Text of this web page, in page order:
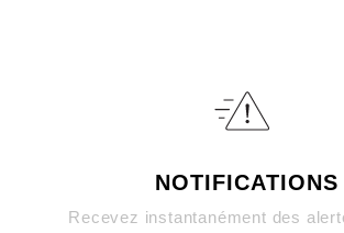
NOTIFICATIONS
Recevez instantanément des